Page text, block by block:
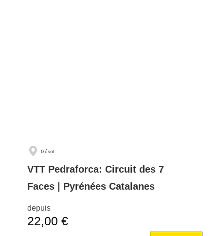
Gósol
VTT Pedraforca: Circuit des 7
Faces | Pyrénées Catalanes
depuis
22,00 €